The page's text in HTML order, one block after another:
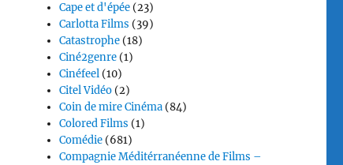
Cape et d'épée (23)
Carlotta Films (39)
Catastrophe (18)
Ciné2genre (1)
Cinéfeel (10)
Citel Vidéo (2)
Coin de mire Cinéma (84)
Colored Films (1)
Comédie (681)
Compagnie Méditérranéenne de Films –